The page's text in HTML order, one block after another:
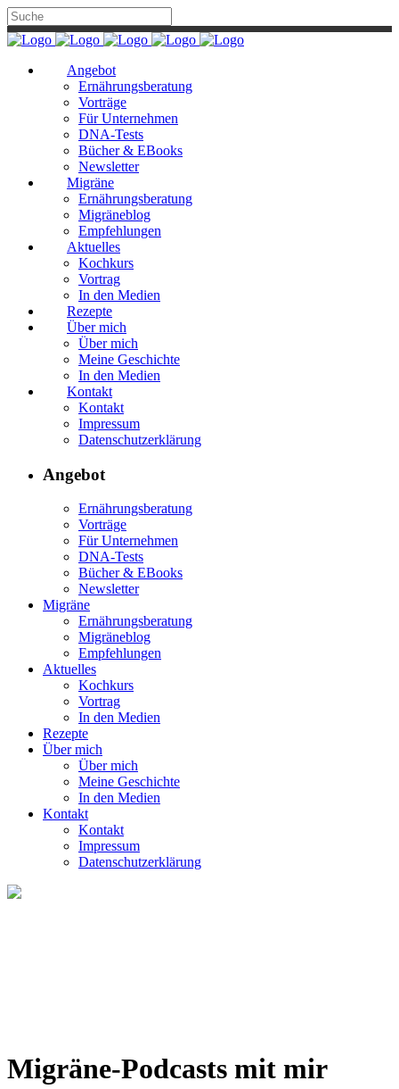
Angebot
Ernährungsberatung
Vorträge
Für Unternehmen
DNA-Tests
Bücher & EBooks
Newsletter
Migräne
Ernährungsberatung
Migräneblog
Empfehlungen
Aktuelles
Kochkurs
Vortrag
In den Medien
Rezepte
Über mich
Über mich
Meine Geschichte
In den Medien
Kontakt
Kontakt
Impressum
Datenschutzerklärung
Angebot
Ernährungsberatung
Vorträge
Für Unternehmen
DNA-Tests
Bücher & EBooks
Newsletter
Migräne
Ernährungsberatung
Migräneblog
Empfehlungen
Aktuelles
Kochkurs
Vortrag
In den Medien
Rezepte
Über mich
Über mich
Meine Geschichte
In den Medien
Kontakt
Kontakt
Impressum
Datenschutzerklärung
Migräne-Podcasts mit mir